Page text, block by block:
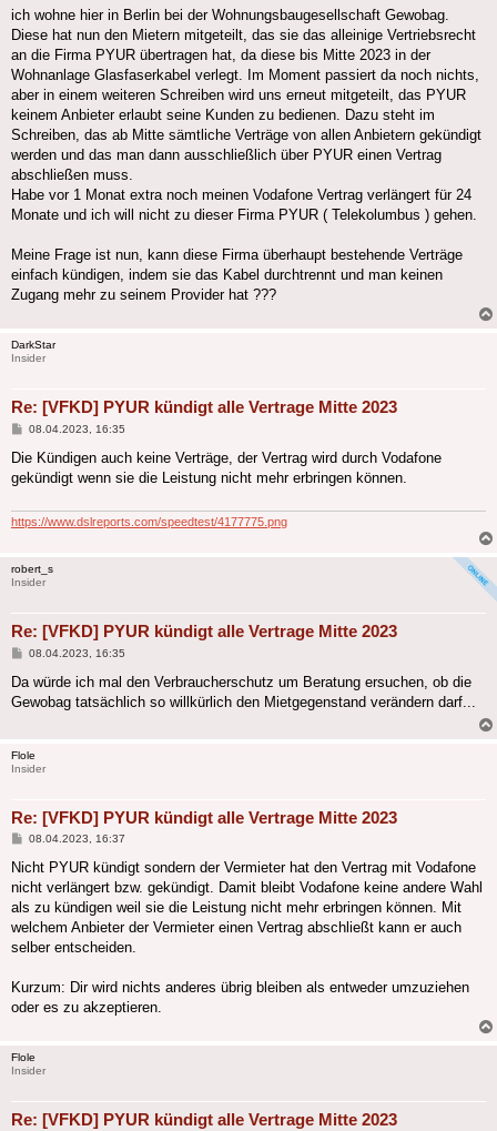
ich wohne hier in Berlin bei der Wohnungsbaugesellschaft Gewobag.
Diese hat nun den Mietern mitgeteilt, das sie das alleinige Vertriebsrecht
an die Firma PYUR übertragen hat, da diese bis Mitte 2023 in der
Wohnanlage Glasfaserkabel verlegt. Im Moment passiert da noch nichts,
aber in einem weiteren Schreiben wird uns erneut mitgeteilt, das PYUR
keinem Anbieter erlaubt seine Kunden zu bedienen. Dazu steht im
Schreiben, das ab Mitte sämtliche Verträge von allen Anbietern gekündigt
werden und das man dann ausschließlich über PYUR einen Vertrag
abschließen muss.
Habe vor 1 Monat extra noch meinen Vodafone Vertrag verlängert für 24
Monate und ich will nicht zu dieser Firma PYUR ( Telekolumbus ) gehen.
Meine Frage ist nun, kann diese Firma überhaupt bestehende Verträge
einfach kündigen, indem sie das Kabel durchtrennt und man keinen
Zugang mehr zu seinem Provider hat ???
DarkStar
Insider
Re: [VFKD] PYUR kündigt alle Vertrage Mitte 2023
Beitrag
08.04.2023, 16:35
Die Kündigen auch keine Verträge, der Vertrag wird durch Vodafone
gekündigt wenn sie die Leistung nicht mehr erbringen können.
https://www.dslreports.com/speedtest/4177775.png
robert_s
Insider
Re: [VFKD] PYUR kündigt alle Vertrage Mitte 2023
Beitrag
08.04.2023, 16:35
Da würde ich mal den Verbraucherschutz um Beratung ersuchen, ob die
Gewobag tatsächlich so willkürlich den Mietgegenstand verändern darf...
Flole
Insider
Re: [VFKD] PYUR kündigt alle Vertrage Mitte 2023
Beitrag
08.04.2023, 16:37
Nicht PYUR kündigt sondern der Vermieter hat den Vertrag mit Vodafone
nicht verlängert bzw. gekündigt. Damit bleibt Vodafone keine andere Wahl
als zu kündigen weil sie die Leistung nicht mehr erbringen können. Mit
welchem Anbieter der Vermieter einen Vertrag abschließt kann er auch
selber entscheiden.
Kurzum: Dir wird nichts anderes übrig bleiben als entweder umzuziehen
oder es zu akzeptieren.
Flole
Insider
Re: [VFKD] PYUR kündigt alle Vertrage Mitte 2023